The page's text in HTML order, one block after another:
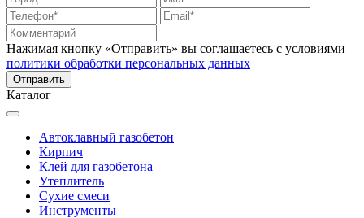
Нажимая кнопку «Отправить» вы соглашаетесь с условиями
политики обработки персональных данных
Каталог
Автоклавный газобетон
Кирпич
Клей для газобетона
Утеплитель
Сухие смеси
Инструменты